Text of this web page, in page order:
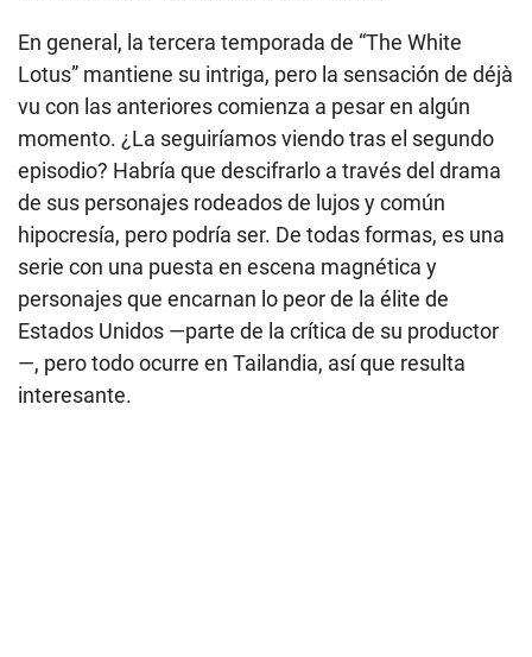
En general, la tercera temporada de “The White
Lotus” mantiene su intriga, pero la sensación de déjà
vu con las anteriores comienza a pesar en algún
momento. ¿La seguiríamos viendo tras el segundo
episodio? Habría que descifrarlo a través del drama
de sus personajes rodeados de lujos y común
hipocresía, pero podría ser. De todas formas, es una
serie con una puesta en escena magnética y
personajes que encarnan lo peor de la élite de
Estados Unidos —parte de la crítica de su productor
—, pero todo ocurre en Tailandia, así que resulta
interesante.